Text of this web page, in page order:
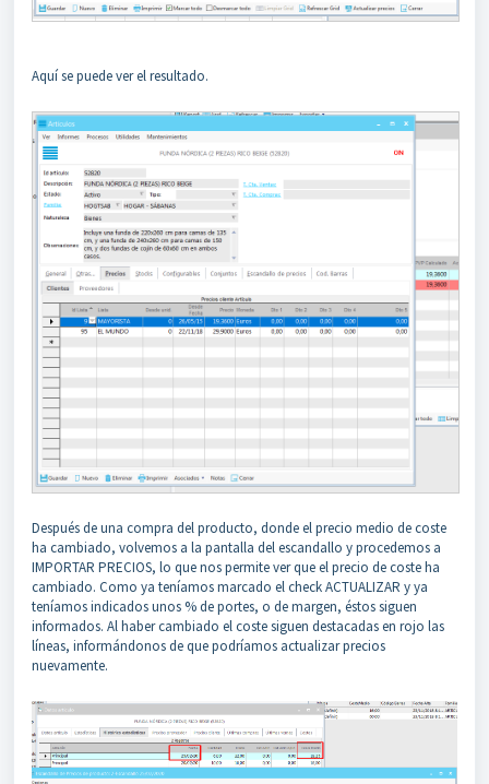
Aquí se puede ver el resultado.
Después de una compra del producto, donde el precio medio de coste
ha cambiado, volvemos a la pantalla del escandallo y procedemos a
IMPORTAR PRECIOS, lo que nos permite ver que el precio de coste ha
cambiado. Como ya teníamos marcado el check ACTUALIZAR y ya
teníamos indicados unos % de portes, o de margen, éstos siguen
informados. Al haber cambiado el coste siguen destacadas en rojo las
líneas, informándonos de que podríamos actualizar precios
nuevamente.